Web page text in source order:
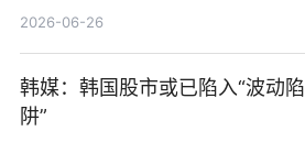
看
2026-06-26
韩媒：韩国股市或已陷入“波动陷
阱”